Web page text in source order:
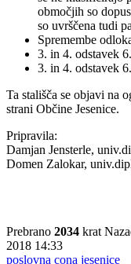
območjih so
so uvrščena tudi
Spremembe
3. in 4. odstavek
3. in 4. odstavek
Ta stališča se objavi na
strani Občine Jesenice.
Pripravila:
Damjan Jensterle,
Domen Zalokar,
Prebrano 2034 krat
2018 14:33
poslovna cona jesenice